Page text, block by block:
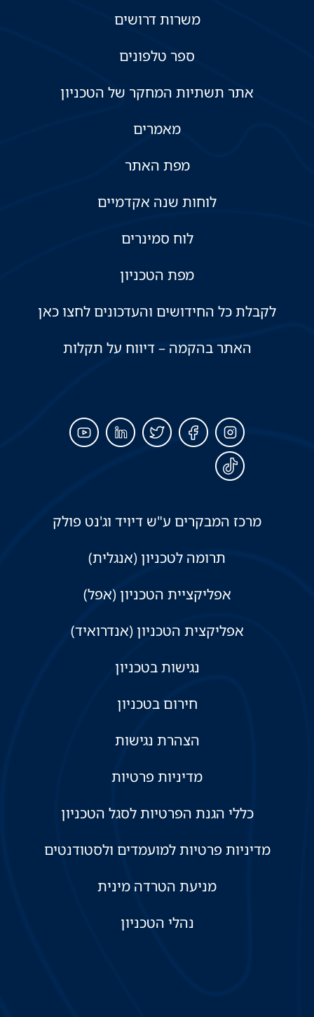
משרות דרושים
ספר טלפונים
אתר תשתיות המחקר של הטכניון
מאמרים
מפת האתר
לוחות שנה אקדמיים
לוח סמינרים
מפת הטכניון
לקבלת כל החידושים והעדכונים לחצו כאן
האתר בהקמה – דיווח על תקלות
מרכז המבקרים ע"ש דיויד וג'נט פולק
תרומה לטכניון (אנגלית)
אפליקציית הטכניון (אפל)
אפליקצית הטכניון (אנדרואיד)
נגישות בטכניון
חירום בטכניון
הצהרת נגישות
מדיניות פרטיות
כללי הגנת הפרטיות לסגל הטכניון
מדיניות פרטיות למועמדים ולסטודנטים
מניעת הטרדה מינית
נהלי הטכניון